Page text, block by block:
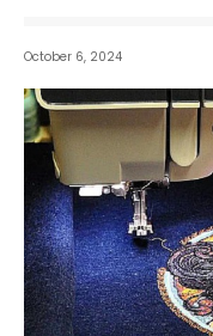
October 6, 2024